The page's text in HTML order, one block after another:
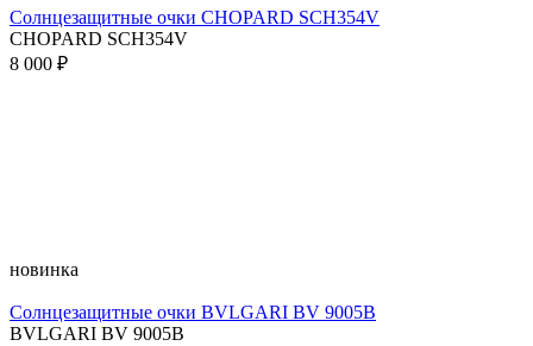
Солнцезащитные очки CHOPARD SCH354V
CHOPARD SCH354V
8 000 ₽
новинка
Солнцезащитные очки BVLGARI BV 9005B
BVLGARI BV 9005B